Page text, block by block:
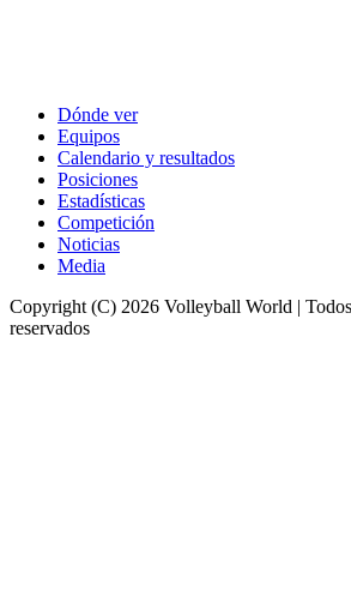
Dónde ver
Equipos
Calendario y resultados
Posiciones
Estadísticas
Competición
Noticias
Media
Copyright (C) 2026 Volleyball World |
reservados